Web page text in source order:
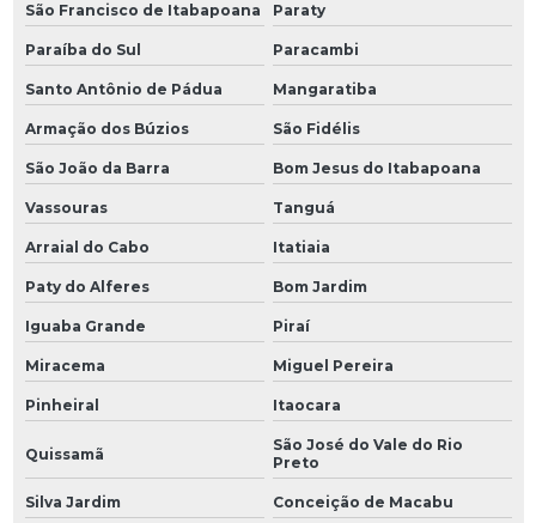
São Francisco de Itabapoana Paraty
Paraíba do Sul Paracambi
Santo Antônio de Pádua Mangaratiba
Armação dos Búzios São Fidélis
São João da Barra Bom Jesus do Itabapoana
Vassouras Tanguá
Arraial do Cabo Itatiaia
Paty do Alferes Bom Jardim
Iguaba Grande Piraí
Miracema Miguel Pereira
Pinheiral Itaocara
Quissamã
São José do Vale do Rio
Preto
Silva Jardim Conceição de Macabu